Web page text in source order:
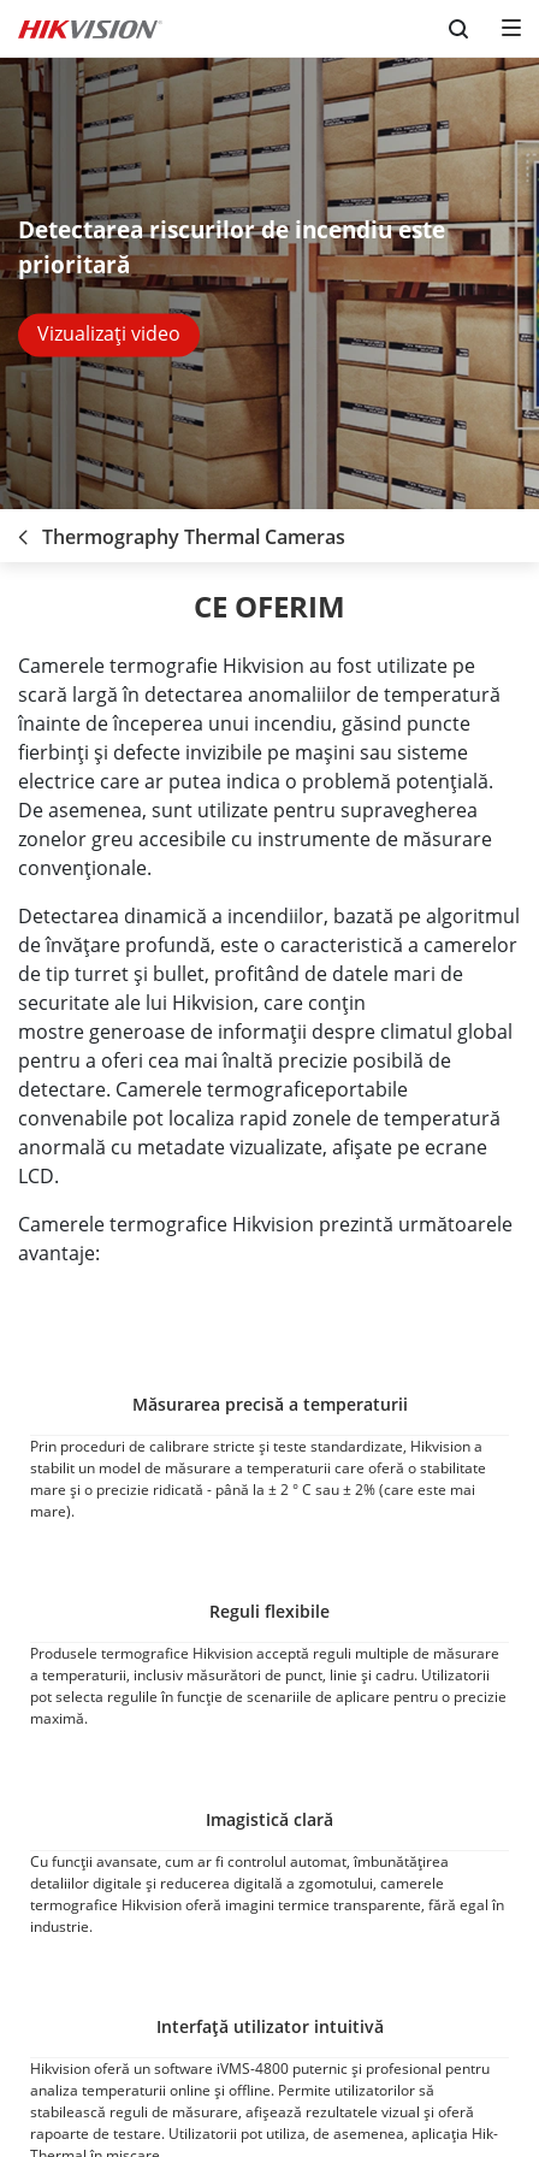
Skip to content
Detectarea riscurilor de incendiu este
prioritară
Vizualizați video
Thermography Thermal Cameras
CE OFERIM
Camerele termografie Hikvision au fost utilizate pe
scară largă în detectarea anomaliilor de temperatură
înainte de începerea unui incendiu, găsind puncte
fierbinți și defecte invizibile pe mașini sau sisteme
electrice care ar putea indica o problemă potențială.
De asemenea, sunt utilizate pentru supravegherea
zonelor greu accesibile cu instrumente de măsurare
convenționale.
Detectarea dinamică a incendiilor, bazată pe algoritmul
de învățare profundă, este o caracteristică a camerelor
de tip turret și bullet, profitând de datele mari de
securitate ale lui Hikvision, care conțin
mostre generoase de informații despre climatul global
pentru a oferi cea mai înaltă precizie posibilă de
detectare. Camerele termograficeportabile
convenabile pot localiza rapid zonele de temperatură
anormală cu metadate vizualizate, afișate pe ecrane
LCD.
Camerele termografice Hikvision prezintă următoarele
avantaje:
Măsurarea precisă a temperaturii
Prin proceduri de calibrare stricte și teste standardizate, Hikvision a
stabilit un model de măsurare a temperaturii care oferă o stabilitate
mare și o precizie ridicată - până la ± 2 ° C sau ± 2% (care este mai
mare).
Reguli flexibile
Produsele termografice Hikvision acceptă reguli multiple de măsurare
a temperaturii, inclusiv măsurători de punct, linie și cadru. Utilizatorii
pot selecta regulile în funcție de scenariile de aplicare pentru o precizie
maximă.
Imagistică clară
Cu funcții avansate, cum ar fi controlul automat, îmbunătățirea
detaliilor digitale și reducerea digitală a zgomotului, camerele
termografice Hikvision oferă imagini termice transparente, fără egal în
industrie.
Interfață utilizator intuitivă
Hikvision oferă un software iVMS-4800 puternic și profesional pentru
analiza temperaturii online și offline. Permite utilizatorilor să
stabilească reguli de măsurare, afișează rezultatele vizual și oferă
rapoarte de testare. Utilizatorii pot utiliza, de asemenea, aplicația Hik-